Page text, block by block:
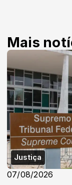
Mais
Justiça
07/08/2026